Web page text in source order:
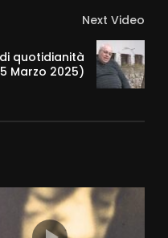
Next Video
quotidianità
Marzo 2025)